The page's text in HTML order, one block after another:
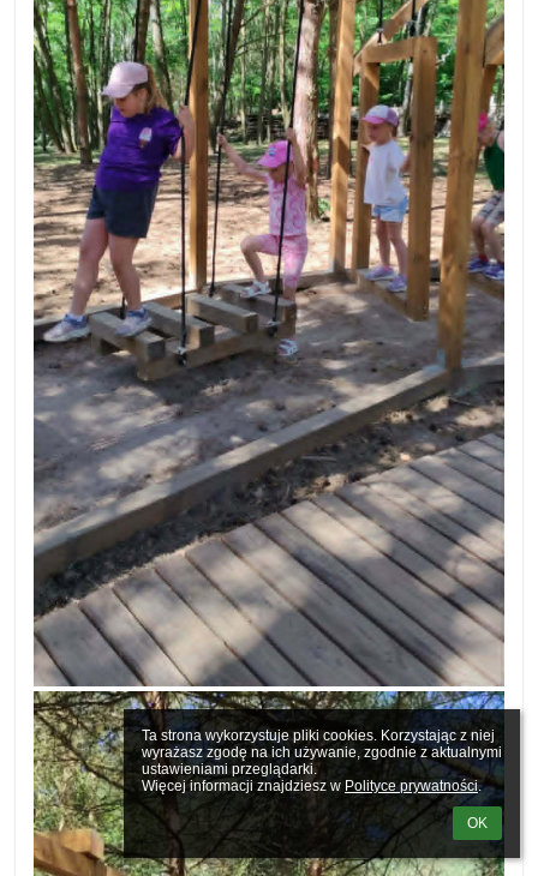
Ta strona wykorzystuje pliki cookies. Korzystając z niej
wyrażasz zgodę na ich używanie, zgodnie z aktualnymi
ustawieniami przeglądarki.
Więcej informacji znajdziesz w Polityce prywatności.
OK